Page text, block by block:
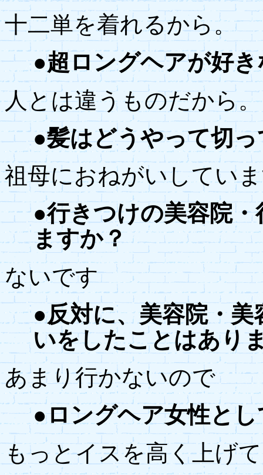
十二単を着れるから。
●超ロングヘアが好
人とは違うものだから。
●髪はどうやって切
祖母におねがいしてい
●行きつけの美容院
ますか？
ないです
●反対に、美容院・
いをしたことはあり
あまり行かないので
●ロングヘア女性と
もっとイスを高く上げ